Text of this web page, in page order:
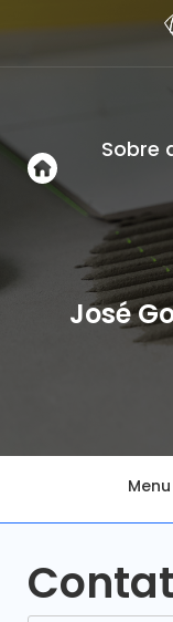
Sobre
José
Menu